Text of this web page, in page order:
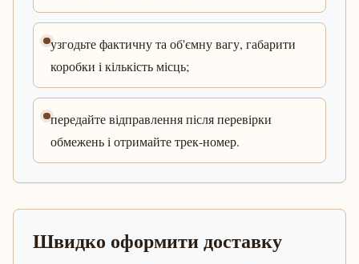
узгодьте фактичну та об'ємну вагу, габарити
коробки і кількість місць;
передайте відправлення після перевірки
обмежень і отримайте трек-номер.
Швидко оформити доставку